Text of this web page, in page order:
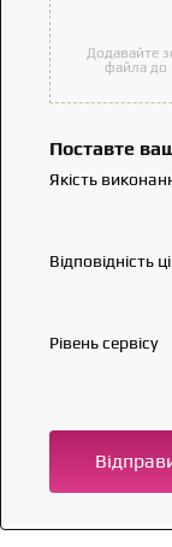
Додавайте
файла до
Поставте
Якість
Відповідність
Рівень сервісу